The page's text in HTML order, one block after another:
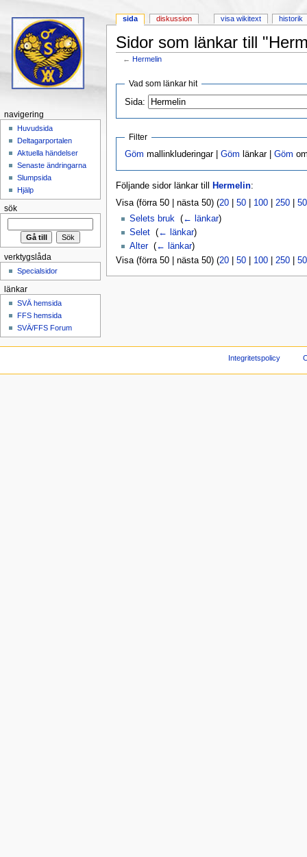
Sidor som länkar till
←Hermelin
Vad som länkar hit
Sida:
Filter
Göm mallinkluderingar |Göm länkar |Göm
Följande sidor länkar till Hermelin:
Visa (förra 50 | nästa 50) (20| 50| 100| 250|
Selets bruk
(← länkar)
Selet‎ (← länkar)
Alter‎ (← länkar)
Visa (förra 50 | nästa 50) (20| 50| 100| 250|
sida diskussion visa wikitext historik
navigering
Huvudsida
Deltagarportalen
Aktuella händelser
Senaste ändringarna
Slumpsida
Hjälp
sök
verktygslåda
Specialsidor
länkar
SVÄ hemsida
FFS hemsida
SVÄ/FFS Forum
Integritetspolicy